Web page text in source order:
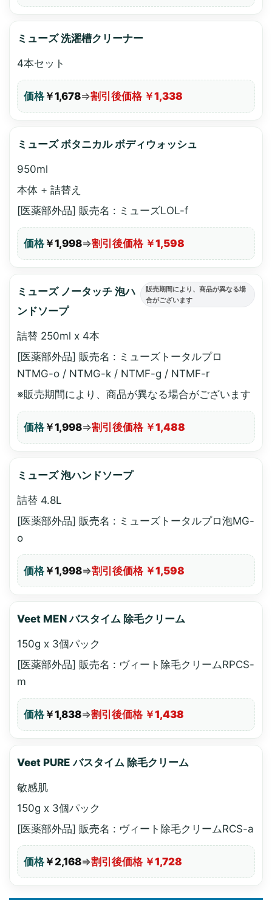
ミューズ 洗濯槽クリーナー
4本セット
価格 ￥1,678⇒割引後価格 ￥1,338
ミューズ ボタニカル ボディウォッシュ
950ml
本体 + 詰替え
[医薬部外品] 販売名 : ミューズLOL-f
価格 ￥1,998⇒割引後価格 ￥1,598
ミューズ ノータッチ 泡ハ
ンドソープ
販売期間により、商品が異なる場
合がございます
詰替 250ml x 4本
[医薬部外品] 販売名 : ミューズトータルプロ
NTMG-o / NTMG-k / NTMF-g / NTMF-r
※販売期間により、商品が異なる場合がございます
価格 ￥1,998⇒割引後価格 ￥1,488
ミューズ 泡ハンドソープ
詰替 4.8L
[医薬部外品] 販売名 : ミューズトータルプロ泡MG-
o
価格 ￥1,998⇒割引後価格 ￥1,598
Veet MEN バスタイム 除毛クリーム
150g x 3個パック
[医薬部外品] 販売名 : ヴィート除毛クリームRPCS-
m
価格 ￥1,838⇒割引後価格 ￥1,438
Veet PURE バスタイム 除毛クリーム
敏感肌
150g x 3個パック
[医薬部外品] 販売名 : ヴィート除毛クリームRCS-a
価格 ￥2,168⇒割引後価格 ￥1,728